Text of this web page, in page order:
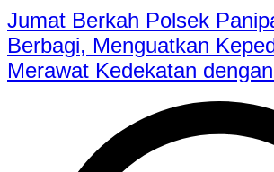
Jumat Berkah Polsek
Berbagi, Menguatkan
Merawat Kedekatan